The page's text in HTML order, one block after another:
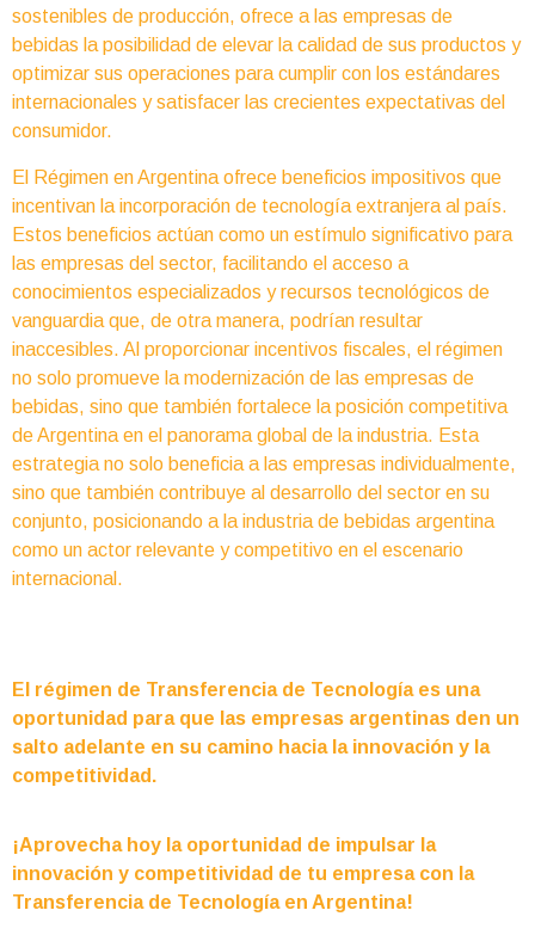
sostenibles de producción, ofrece a las empresas de
bebidas la posibilidad de elevar la calidad de sus productos y
optimizar sus operaciones para cumplir con los estándares
internacionales y satisfacer las crecientes expectativas del
consumidor.
El Régimen en Argentina ofrece beneficios impositivos que
incentivan la incorporación de tecnología extranjera al país.
Estos beneficios actúan como un estímulo significativo para
las empresas del sector, facilitando el acceso a
conocimientos especializados y recursos tecnológicos de
vanguardia que, de otra manera, podrían resultar
inaccesibles. Al proporcionar incentivos fiscales, el régimen
no solo promueve la modernización de las empresas de
bebidas, sino que también fortalece la posición competitiva
de Argentina en el panorama global de la industria. Esta
estrategia no solo beneficia a las empresas individualmente,
sino que también contribuye al desarrollo del sector en su
conjunto, posicionando a la industria de bebidas argentina
como un actor relevante y competitivo en el escenario
internacional.
El régimen de Transferencia de Tecnología es una
oportunidad para que las empresas argentinas den un
salto adelante en su camino hacia la innovación y la
competitividad.
¡Aprovecha hoy la oportunidad de impulsar la
innovación y competitividad de tu empresa con la
Transferencia de Tecnología en Argentina!